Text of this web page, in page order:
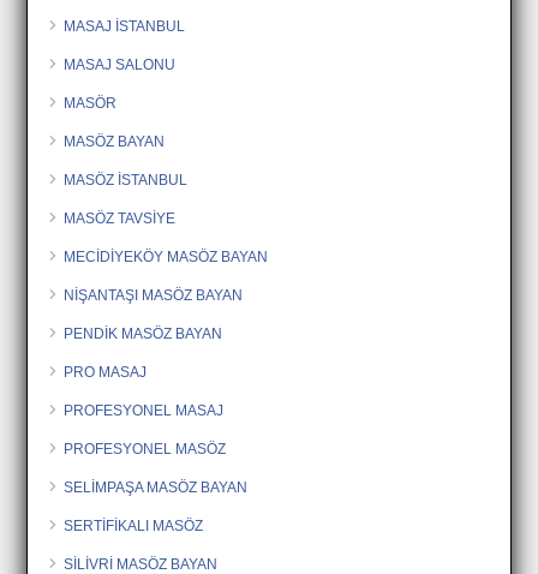
MASAJ İSTANBUL
MASAJ SALONU
MASÖR
MASÖZ BAYAN
MASÖZ İSTANBUL
MASÖZ TAVSİYE
MECİDİYEKÖY MASÖZ BAYAN
NİŞANTAŞI MASÖZ BAYAN
PENDİK MASÖZ BAYAN
PRO MASAJ
PROFESYONEL MASAJ
PROFESYONEL MASÖZ
SELİMPAŞA MASÖZ BAYAN
SERTİFİKALI MASÖZ
SİLİVRİ MASÖZ BAYAN